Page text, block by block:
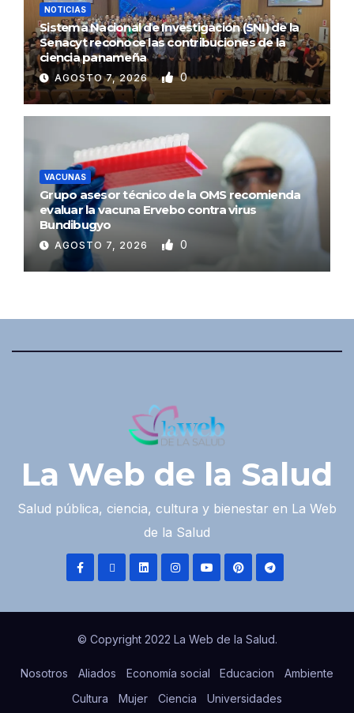
NOTICIAS
Sistema Nacional de Investigación (SNI) de la
Senacyt reconoce las contribuciones de la
ciencia panameña
AGOSTO 7, 2026 0
VACUNAS
Grupo asesor técnico de la OMS recomienda
evaluar la vacuna Ervebo contra virus
Bundibugyo
AGOSTO 7, 2026 0
La Web de la Salud
Salud pública, ciencia, cultura y bienestar en La Web
de la Salud
© Copyright 2022 La Web de la Salud.
Nosotros Aliados Economía social Educacion
Ambiente
Cultura
Mujer Ciencia Universidades